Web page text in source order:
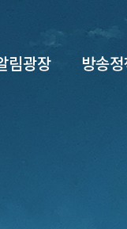
림광장 방송